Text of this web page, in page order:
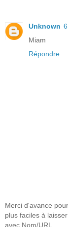
Unknown
Miam
Répondre
Merci d'avance
plus faciles à
avec Nom/URL.